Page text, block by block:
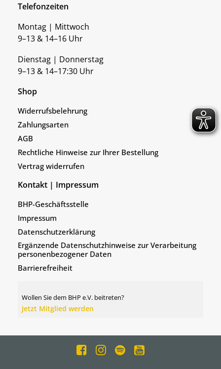
Telefonzeiten
Montag | Mittwoch
9–13 & 14–16 Uhr
Dienstag | Donnerstag
9–13 & 14–17:30 Uhr
Shop
Widerrufsbelehrung
Zahlungsarten
AGB
Rechtliche Hinweise zur Ihrer Bestellung
Vertrag widerrufen
Kontakt | Impressum
BHP-Geschäftsstelle
Impressum
Datenschutzerklärung
Ergänzende Datenschutzhinweise zur Verarbeitung
personenbezogener Daten
Barrierefreiheit
Wollen Sie dem BHP e.V. beitreten?
Jetzt Mitglied werden